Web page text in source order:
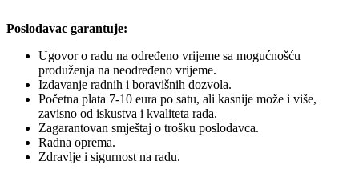
Poslodavac garantuje:
Ugovor o radu na određeno vrijeme sa mogućnošću
produženja na neodređeno vrijeme.
Izdavanje radnih i boravišnih dozvola.
Početna plata 7-10 eura po satu, ali kasnije može i više,
zavisno od iskustva i kvaliteta rada.
Zagarantovan smještaj o trošku poslodavca.
Radna oprema.
Zdravlje i sigurnost na radu.